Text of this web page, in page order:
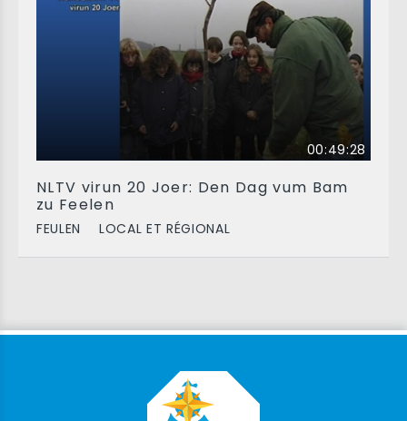
00:49:28
NLTV virun 20 Joer: Den Dag vum Bam
zu Feelen
FEULEN LOCAL ET RÉGIONAL